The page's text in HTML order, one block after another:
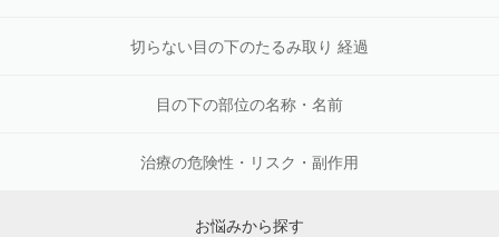
切らない目の下のたるみ取り 経過
目の下の部位の名称・名前
治療の危険性・リスク・副作用
お悩みから探す